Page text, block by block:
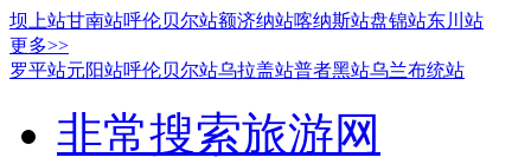
坝上站甘南站呼伦贝尔站额济纳站喀纳斯站盘锦站东川站
更多>>
罗平站元阳站呼伦贝尔站乌拉盖站普者黑站乌兰布统站
非常搜索旅游网